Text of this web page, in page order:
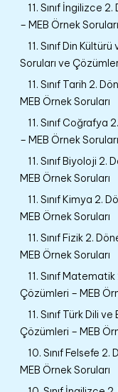
11. Sınıf İngilizce
– MEB Örnek Soruları
11. Sınıf Din
Soruları ve
11. Sınıf Tarih 2.
MEB Örnek Soruları
11. Sınıf Coğrafya
– MEB Örnek Soruları
11. Sınıf Biyoloji 2.
MEB Örnek Soruları
11. Sınıf Kimya 2.
MEB Örnek Soruları
11. Sınıf Fizik 2.
MEB Örnek Soruları
11. Sınıf
Çözümleri – MEB
11. Sınıf Türk Dili
Çözümleri – MEB
10. Sınıf Felsefe
MEB Örnek Soruları